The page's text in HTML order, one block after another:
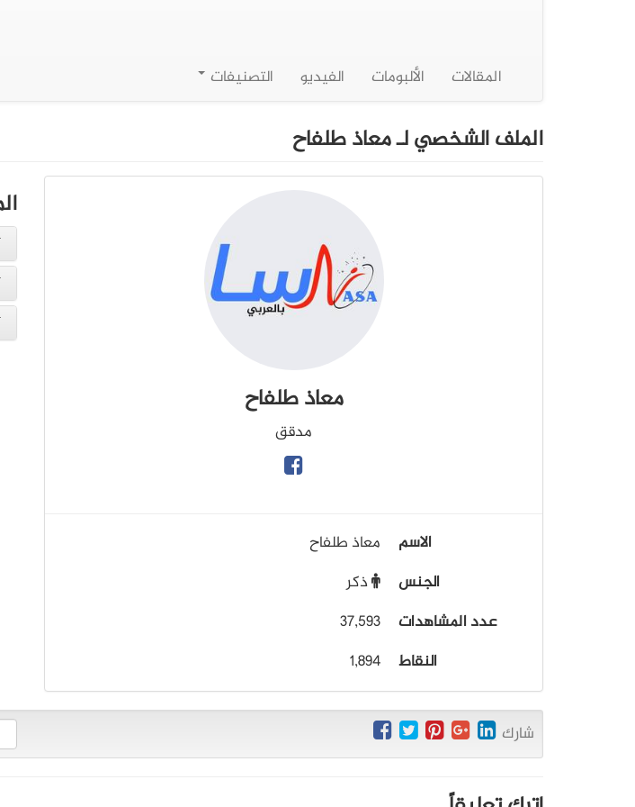
المقالات الألبومات الفيديو التصنيفات
الملف الشخصي لـ معاذ طلفاح
معاذ طلفاح
مدقق
الاسم
معاذ طلفاح
الجنس
ذكر
عدد المشاهدات
37,593
النقاط
1,894
شارك